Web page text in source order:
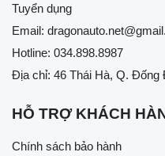
Tuyển dụng
Email:
Hotline: 034.898.8987
Địa chỉ: 46 Thái Hà, Q. Đống
HỖ TRỢ KHÁCH
Chính sách bảo hành